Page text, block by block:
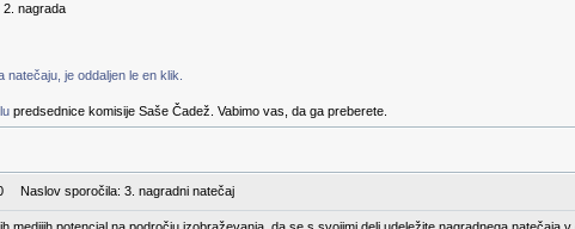
2. nagrada
je oddaljen le en klik.
predsednice komisije Saše Čadež. Vabimo vas, da ga preberete.
Naslov sporočila: 3. nagradni natečaj